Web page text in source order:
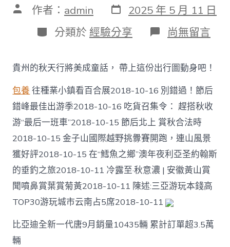
文 作者： admin 發
表
日
期
2025 年 5 月 11 日
分
類
分類於 經驗分享 在
〈男
打
印
假
國
民
幣
120
萬
元
因
碎
紙
梗
塞
排
污
管
尚無留言
貴州的秋天行將美成童話， 帶上這份出行圖動身吧！
包養 往種業小鎮看百合展2018-10-16 別錯過！節后
錯峰最佳出游季2018-10-16 吃貨召集令： 趕搭秋收
游“最后一班車”2018-10-15 節后北上 賞秋合法時
2018-10-15 金子山國際越野挑釁賽開跑，連山風景
獲好評2018-10-15 在“鱈魚之鄉”澳年夜利亞圣約翰斯
的垂釣之旅2018-10-11 冷露至·秋意濃 | 安徽黃山賞
聞噴鼻賞葉賞菊黃2018-10-11 陳述:三亞游玩本錢高
TOP30游玩城市云南占5席2018-10-11
比亞迪全新一代唐9月銷量10435輛 累計訂單超3.5萬
輛